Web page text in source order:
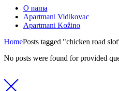
O nama
Apartmani Vidikovac
Apartmani Kožino
HomePosts tagged "chicken road
No posts were found for provided